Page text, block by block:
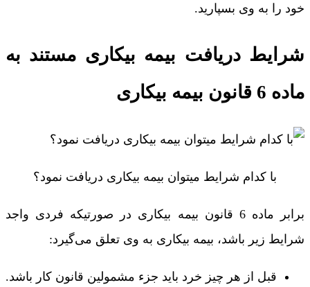
خود را به وی بسپارید.
شرایط دریافت بیمه بیکاری مستند به
ماده 6 قانون بیمه بیکاری
با کدام شرایط میتوان بیمه بیکاری دریافت نمود؟
برابر ماده 6 قانون بیمه بیکاری در صورتیکه فردی واجد
شرایط زیر باشد، بیمه بیکاری به وی تعلق می‌گیرد:
قبل از هر چیز خرد باید جزء مشمولین قانون کار باشد.